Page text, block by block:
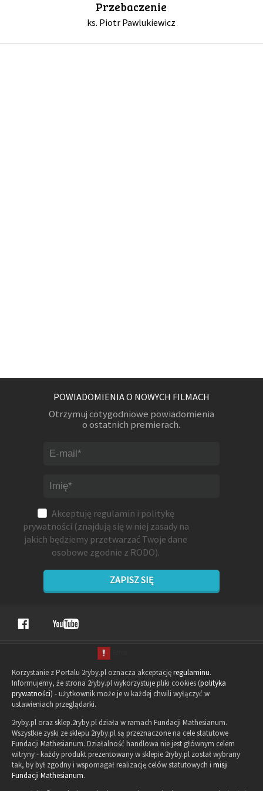
Przebaczenie
ks. Piotr Pawlukiewicz
POWIADOMIENIA O NOWYCH FILMACH
Otrzymuj cotygodniowe powiadomienia
o ostatnich premierach.
Akceptuję regulamin i politykę
prywatności (znajdują się w niej zasady na
jakich będziemy przetwarzać Twoje dane
osobowe zgodnie z RODO).
ZAPISZ SIĘ
Korzystanie z Portalu 2ryby.pl oznacza akceptacjęregulaminu.
Informujemy, że strona 2ryby.pl wykorzystuje pliki cookies (polityka
prywatności) - użytkownik może je w każdej chwili wyłączyć w
ustawieniach przeglądarki.
2ryby.pl oraz sklep.2ryby.pl działa w ramach Fundacji Mathesianum.
Wszystkie zyski ze sklepu 2ryby.pl są przeznaczone na cele statutowe
Fundacji Mathesianum. Działalność handlowa nie jest głównym celem
witryny - każdy produkt prezentowany w sklepie 2ryby.pl został wybrany
tak, by był zgodny i wspomagał realizację celów statutowych i misji
Fundacji Mathesianum.